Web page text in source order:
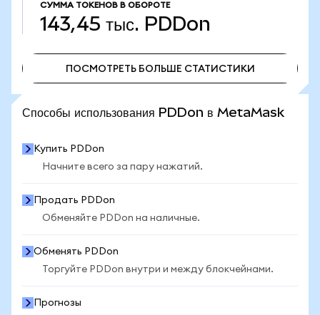
СУММА ТОКЕНОВ В ОБОРОТЕ
143,45 тыс. PDDon
ПОСМОТРЕТЬ БОЛЬШЕ СТАТИСТИКИ
Способы использования PDDon в MetaMask
Купить PDDon
Начните всего за пару нажатий.
Продать PDDon
Обменяйте PDDon на наличные.
Обменять PDDon
Торгуйте PDDon внутри и между блокчейнами.
Прогнозы